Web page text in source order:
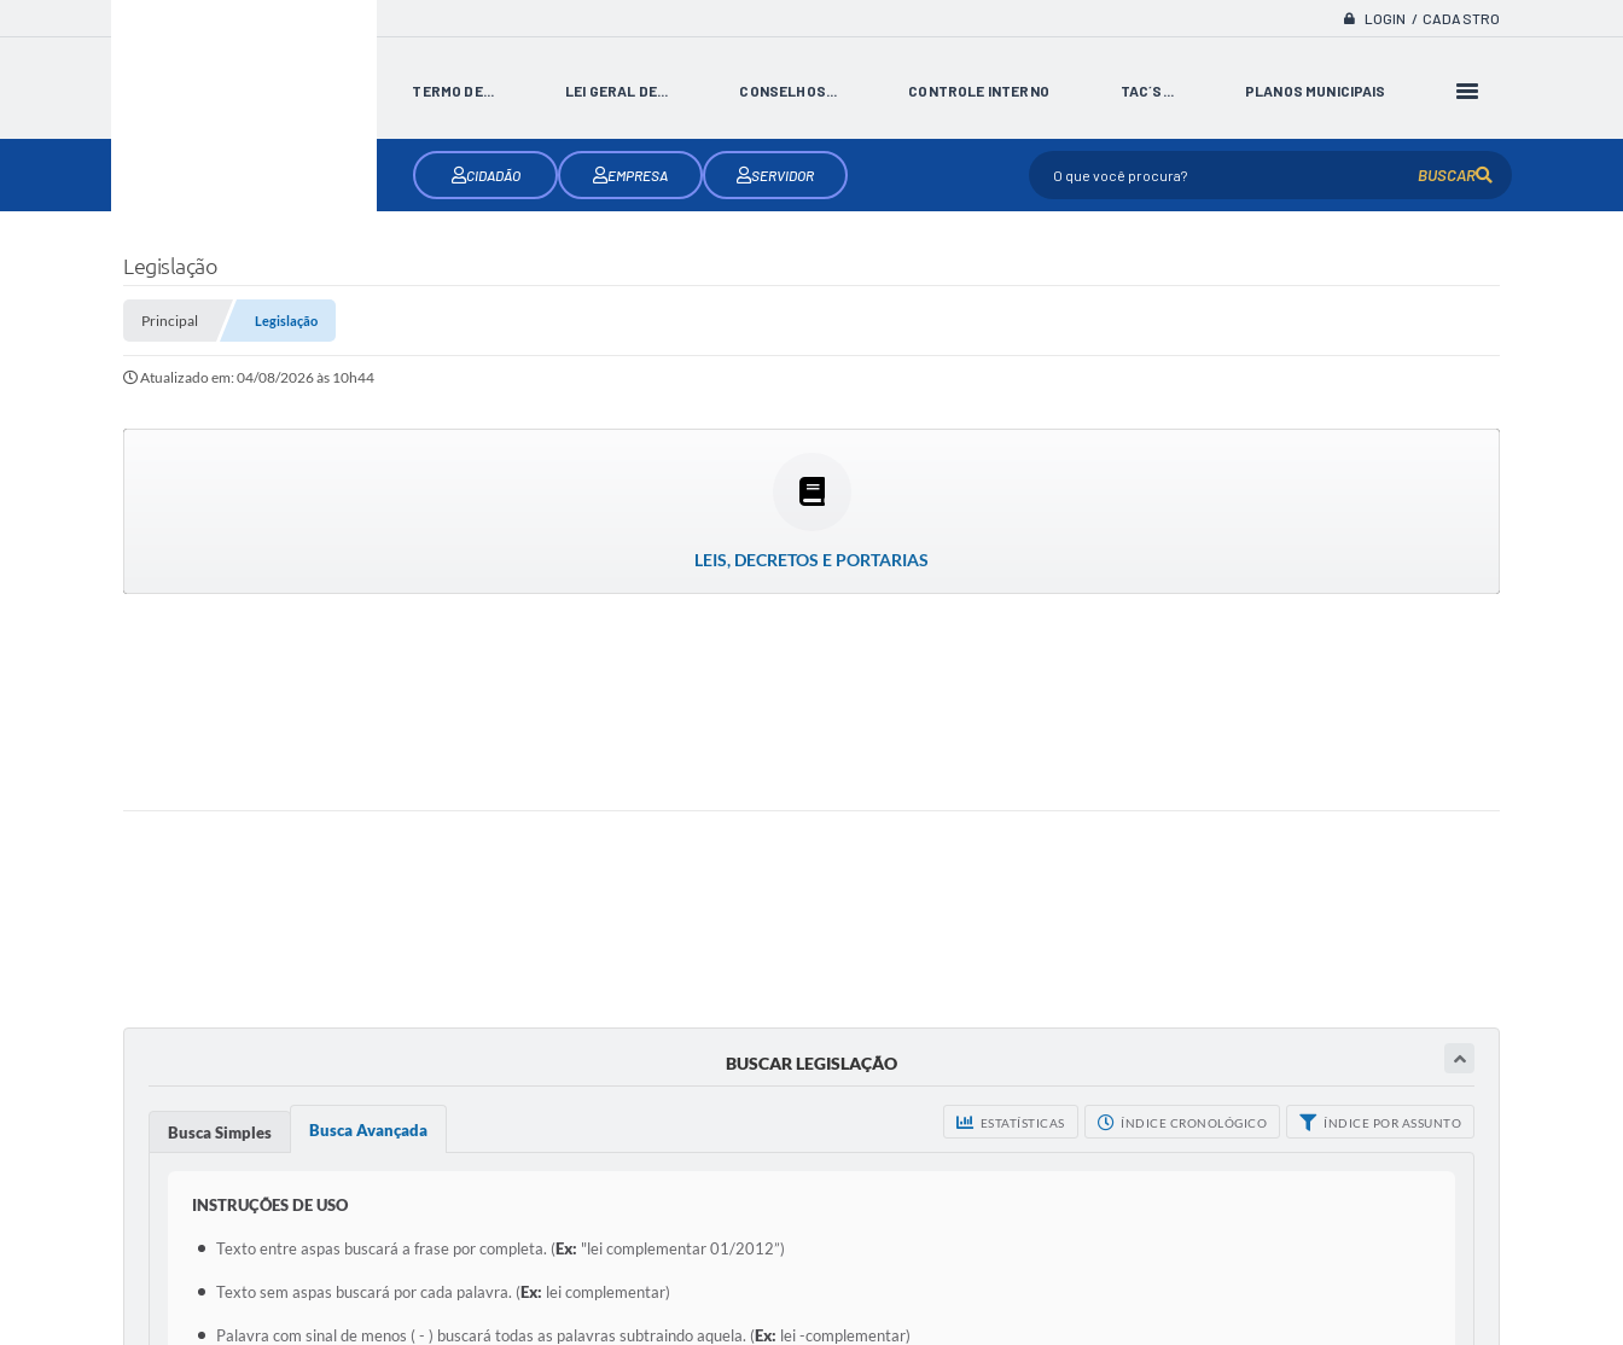
LOGIN / CADASTRO
TERMO DE... LEI GERAL DE... CONSELHOS... CONTROLE INTERNO TAC´S... PLANOS MUNICIPAIS
CIDADÃO EMPRESA SERVIDOR BUSCAR
Legislação
Principal Legislação
Atualizado em: 04/08/2026 às 10h44
LEIS, DECRETOS E PORTARIAS
BUSCAR LEGISLAÇÃO
ESTATÍSTICAS ÍNDICE CRONOLÓGICO ÍNDICE POR ASSUNTO
Busca Simples Busca Avançada
INSTRUÇÕES DE USO
Texto entre aspas buscará a frase por completa. (Ex: "lei complementar 01/2012”)
Texto sem aspas buscará por cada palavra. (Ex: lei complementar)
Palavra com sinal de menos ( - ) buscará todas as palavras subtraindo aquela. (Ex: lei -complementar)